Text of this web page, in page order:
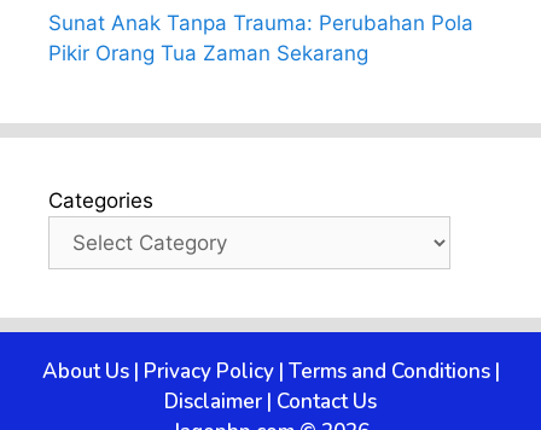
Sunat Anak Tanpa Trauma: Perubahan Pola
Pikir Orang Tua Zaman Sekarang
Categories
About Us| Privacy Policy| Terms and Conditions|
Disclaimer | Contact Us